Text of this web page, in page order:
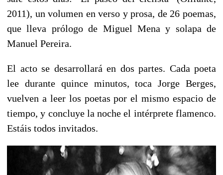
2011), un volumen en verso y prosa, de 26 poemas,
que lleva prólogo de Miguel Mena y solapa de
Manuel Pereira.
El acto se desarrollará en dos partes. Cada poeta
lee durante quince minutos, toca Jorge Berges,
vuelven a leer los poetas por el mismo espacio de
tiempo, y concluye la noche el intérprete flamenco.
Estáis todos invitados.